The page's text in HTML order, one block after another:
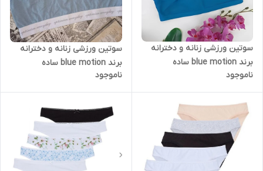
سوتین ورزشی زنانه و دخترانه
برند blue motion ساده
ناموجود
سوتین ورزشی زنانه و دخترانه
برند blue motion ساده
ناموجود